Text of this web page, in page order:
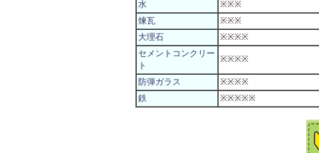
水
※※※
煉瓦
※※※
大理石
※※※※
セメントコンクリー
ト
※※※※
防弾ガラス
※※※※
鉄
※※※※※